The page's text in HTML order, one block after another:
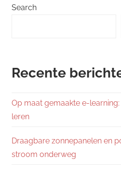
Search
Recente
Op maat gemaakte e-
leren
Draagbare zonnepanelen en
stroom onderweg